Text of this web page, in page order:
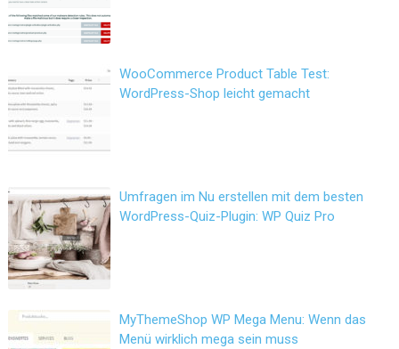
WooCommerce Product Table Test:
WordPress-Shop leicht gemacht
Umfragen im Nu erstellen mit dem besten
WordPress-Quiz-Plugin: WP Quiz Pro
MyThemeShop WP Mega Menu: Wenn das
Menü wirklich mega sein muss